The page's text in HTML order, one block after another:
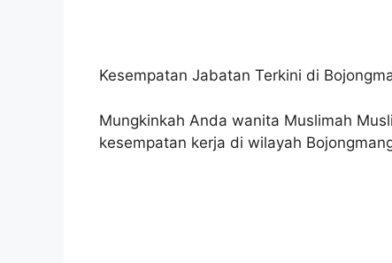
Kesempatan Jabatan Terkini di
Mungkinkah Anda wanita Muslimah
kesempatan kerja di wilayah